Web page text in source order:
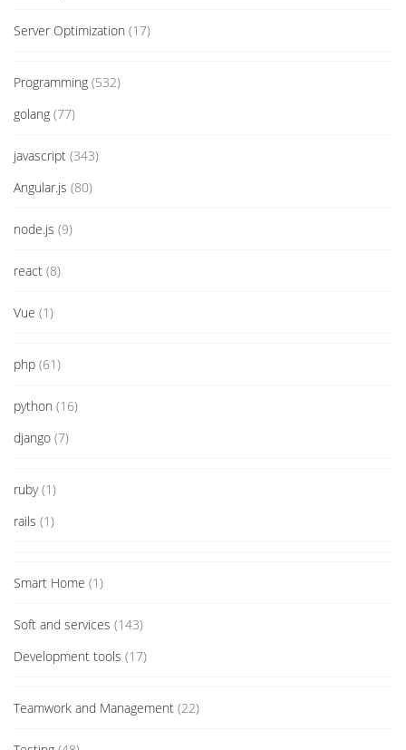
Server Optimization (17)
Programming (532)
golang (77)
javascript (343)
Angular.js (80)
node.js (9)
react (8)
Vue (1)
php (61)
python (16)
django (7)
ruby(1)
rails (1)
Smart Home (1)
Soft and services (143)
Development tools (17)
Teamwork and Management (22)